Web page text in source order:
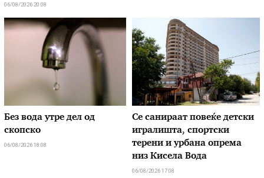
06/08/2026 20:08
Без вода утре дел од
скопско
06/08/2026 18:08
Се санираат повеќе детски
игралишта, спортски
терени и урбана опрема
низ Кисела Вода
06/08/2026 17:08